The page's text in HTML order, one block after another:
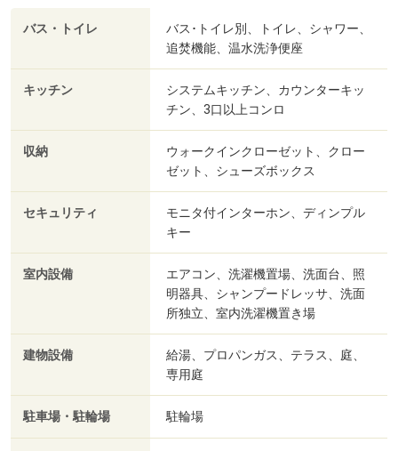
バス・トイレ
バス･トイレ別、トイレ、シャワー、
追焚機能、温水洗浄便座
キッチン
システムキッチン、カウンターキッ
チン、3口以上コンロ
収納
ウォークインクローゼット、クロー
ゼット、シューズボックス
セキュリティ
モニタ付インターホン、ディンプル
キー
室内設備
エアコン、洗濯機置場、洗面台、照
明器具、シャンプードレッサ、洗面
所独立、室内洗濯機置き場
建物設備
給湯、プロパンガス、テラス、庭、
専用庭
駐車場・駐輪場 駐輪場